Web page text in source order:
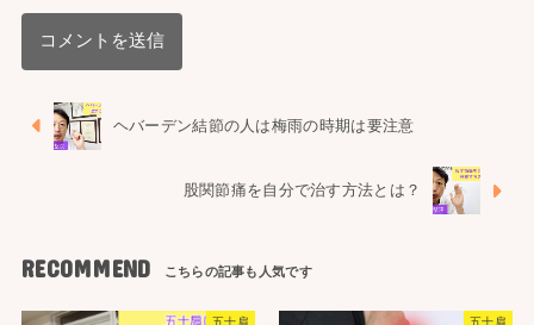
ヘバーデン結節の人は梅雨の時期は要注意
股関節痛を自分で治す方法とは？
RECOMMEND
五十肩 五十肩